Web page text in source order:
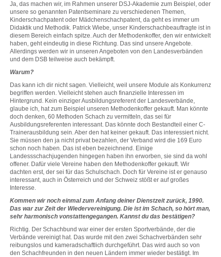
Ja, das machen wir, im Rahmen unserer DSJ-Akademie zum Beispiel, oder
unsere so genannten Patentseminare zu verschiedenen Themen,
Kinderschachpatent oder Mädchenschachpatent, da geht es immer um
Didaktik und Methodik. Patrick Wiebe, unser Kinderschachbeauftragte ist in
diesem Bereich einfach spitze. Auch der Methodenkoffer, den wir entwickelt
haben, geht eindeutig in diese Richtung. Das sind unsere Angebote.
Allerdings werden wir in unseren Angeboten von den Landesverbänden
und dem DSB teilweise auch bekämpft.
Warum?
Das kann ich dir nicht sagen. Vielleicht, weil unsere Module als Konkurrenz
begriffen werden. Vielleicht stehen auch finanzielle Interessen im
Hintergrund. Kein einziger Ausbildungsreferent der Landesverbände,
glaube ich, hat zum Beispiel unseren Methodenkoffer gekauft. Man könnte
doch denken, 60 Methoden Schach zu vermitteln, das sei für
Ausbildungsreferenten interessant. Das könnte doch Bestandteil einer C-
Trainerausbildung sein. Aber den hat keiner gekauft. Das interessiert nicht.
Sie müssen den ja nicht privat bezahlen, der Verband wird die 169 Euro
schon noch haben. Das ist eben bezeichnend. Einige
Landessschachjugenden hingegen haben ihn erworben, sie sind da wohl
offener. Dafür viele Vereine haben den Methodenkoffer gekauft. Wir
dachten erst, der sei für das Schulschach. Doch für Vereine ist er genauso
interessant, auch in Österreich und der Schweiz stößt er auf großes
Interesse.
Kommen wir noch einmal zum Anfang deiner Dienstzeit zurück, 1990.
Das war zur Zeit der Wiedervereinigung. Die ist im Schach, so hört man,
sehr harmonisch vonstattengegangen. Kannst du das bestätigen?
Richtig. Der Schachbund war einer der ersten Sportverbände, der die
Verbände vereinigt hat. Das wurde mit den zwei Schachverbänden sehr
reibungslos und kameradschaftlich durchgeführt. Das wird auch so von
den Schachfreunden in den neuen Ländern immer wieder bestätigt. Im